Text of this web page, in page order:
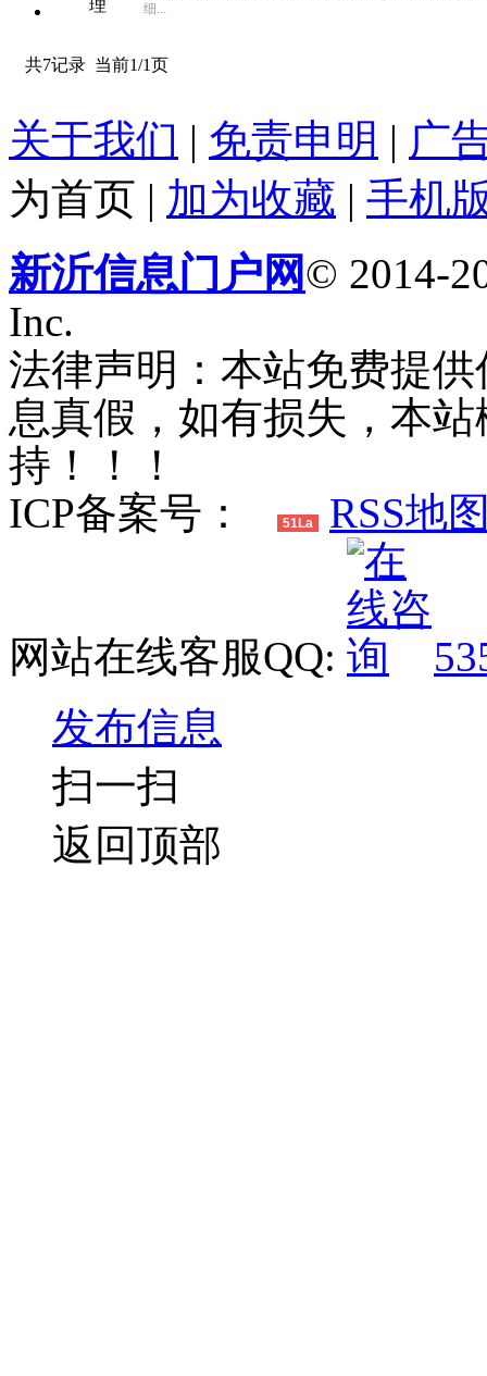
细...
共7记录 当前1/1页
关于我们 | 免责申明 | 广
为首页 | 加为收藏 | 手机
新沂信息门户网© 2014-
Inc.
法律声明：本站免费提
息真假，如有损失，本
持！！！
ICP备案号：
51La RSS地
网站在线客服QQ:
发布信息
扫一扫
返回顶部